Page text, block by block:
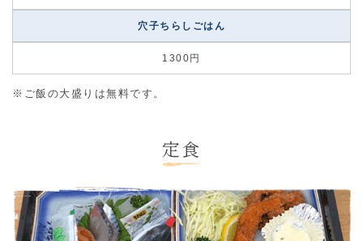
穴子ちらしごはん
1300円
※ご飯の大盛りは無料です。
定食